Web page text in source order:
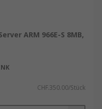
ARM 966E-S 8MB,
CHF.350.00/Stück